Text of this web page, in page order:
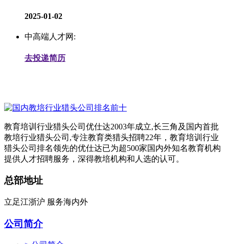
2025-01-02
中高端人才网:
去投递简历
教育培训行业猎头公司优仕达2003年成立,长三角及国内首批
教培行业猎头公司,专注教育类猎头招聘22年，教育培训行业
猎头公司排名领先的优仕达已为超500家国内外知名教育机构
提供人才招聘服务，深得教培机构和人选的认可。
总部地址
立足江浙沪 服务海内外
公司简介